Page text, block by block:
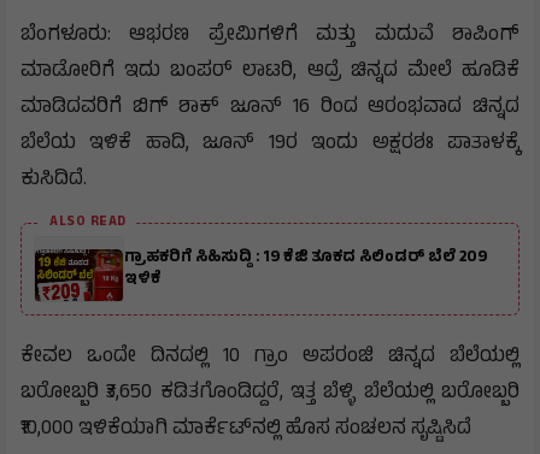
ಬೆಂಗಳೂರು: ಆಭರಣ ಪ್ರೇಮಿಗಳಿಗೆ ಮತ್ತು ಮದುವೆ ಶಾಪಿಂಗ್
ಮಾಡೋರಿಗೆ ಇದು ಬಂಪರ್ ಲಾಟರಿ, ಆದ್ರೆ ಚಿನ್ನದ ಮೇಲೆ ಹೂಡಿಕೆ
ಮಾಡಿದವರಿಗೆ ಬಿಗ್ ಶಾಕ್ ಜೂನ್ 16 ರಿಂದ ಆರಂಭವಾದ ಚಿನ್ನದ
ಬೆಲೆಯ ಇಳಿಕೆ ಹಾದಿ, ಜೂನ್ 19ರ ಇಂದು ಅಕ್ಷರಶಃ ಪಾತಾಳಕ್ಕೆ
ಕುಸಿದಿದೆ.
ALSO READ
ಗ್ರಾಹಕರಿಗೆ ಸಿಹಿಸುದ್ದಿ : 19 ಕೆಜಿ ತೂಕದ ಸಿಲಿಂಡರ್ ಬೆಲೆ ₹209
ಇಳಿಕೆ
ಕೇವಲ ಒಂದೇ ದಿನದಲ್ಲಿ 10 ಗ್ರಾಂ ಅಪರಂಜಿ ಚಿನ್ನದ ಬೆಲೆಯಲ್ಲಿ
ಬರೋಬ್ಬರಿ ₹3,650 ಕಡಿತಗೊಂಡಿದ್ದರೆ, ಇತ್ತ ಬೆಳ್ಳಿ ಬೆಲೆಯಲ್ಲಿ ಬರೋಬ್ಬರಿ
₹10,000 ಇಳಿಕೆಯಾಗಿ ಮಾರ್ಕೆಟ್‌ನಲ್ಲಿ ಹೊಸ ಸಂಚಲನ ಸೃಷ್ಟಿಸಿದೆ